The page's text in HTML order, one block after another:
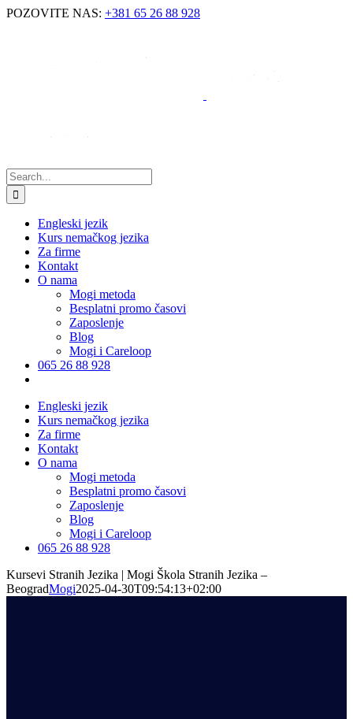
POZOVITE NAS: +381 65 26 88 928
Engleski jezik
Kurs nemačkog jezika
Za firme
Kontakt
O nama
Mogi metoda
Besplatni promo časovi
Zaposlenje
Blog
Mogi i Careloop
065 26 88 928
Engleski jezik
Kurs nemačkog jezika
Za firme
Kontakt
O nama
Mogi metoda
Besplatni promo časovi
Zaposlenje
Blog
Mogi i Careloop
065 26 88 928
Kursevi Stranih Jezika | Mogi Škola Stranih Jezika –
BeogradMogi2025-04-30T09:54:13+02:00